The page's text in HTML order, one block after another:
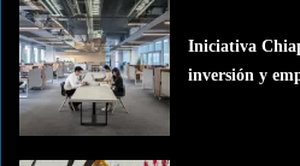
Iniciativa
inversión y